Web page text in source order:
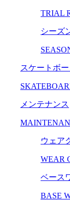
TRIAL
シーズ
スケートボ
メンテナンス
ウェア
WEAR
ベース
BASE